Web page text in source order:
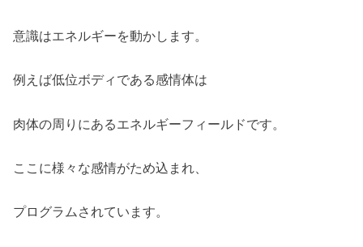
意識はエネルギーを動かします。
例えば低位ボディである感情体は
肉体の周りにあるエネルギーフィールドです。
ここに様々な感情がため込まれ、
プログラムされています。